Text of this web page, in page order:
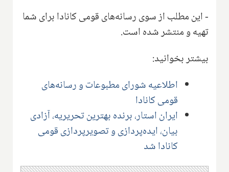
- این مطلب از سوی رسانه‌های قومی کانادا برای شما
تهیه و منتشر شده است.
بیشتر بخوانید:
اطلاعیه شورای مطبوعات و رسانه‌های
قومی کانادا
ایران استار، برنده بهترین تحریریه، آزادی
بیان، ایده‌پردازی و تصویرپردازی قومی
کانادا شد